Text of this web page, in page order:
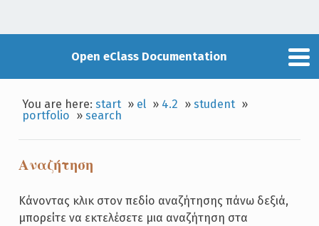
Open eClass Documentation
You are here:start » el » 4.2 »student »
portfolio »search
Αναζήτηση
Κάνοντας κλικ στον πεδίο αναζήτησης πάνω δεξιά,
μπορείτε να εκτελέσετε μια αναζήτηση στα